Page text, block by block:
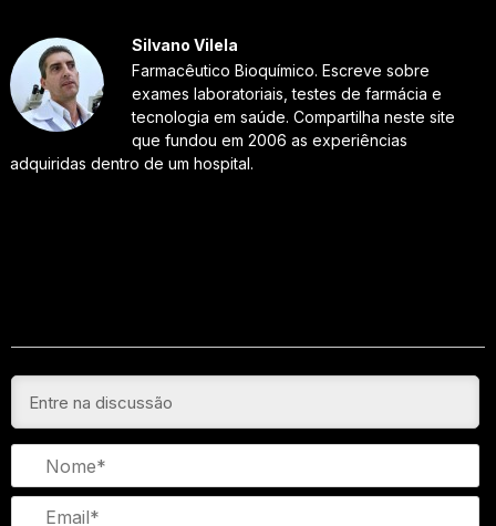
Silvano Vilela
Farmacêutico Bioquímico. Escreve sobre
exames laboratoriais, testes de farmácia e
tecnologia em saúde. Compartilha neste site
que fundou em 2006 as experiências
adquiridas dentro de um hospital.